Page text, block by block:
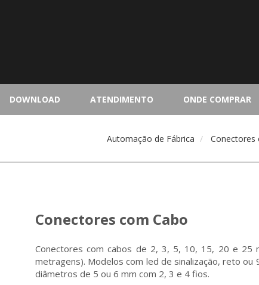
DOWNLOAD ATENDIMENTO ONDE COMPRAR
Automação de Fábrica Conectores
Conectores com Cabo
Conectores com cabos de 2, 3, 5, 10, 15, 20 e 25
metragens). Modelos com led de sinalização, reto
diâmetros de 5 ou 6 mm com 2, 3 e 4 fios.